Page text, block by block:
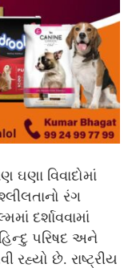
વિવાદોમાં
રંગ
દર્શાવવામાં
પરિષદ અને
રહ્યો છે. રાષ્ટ્રીય